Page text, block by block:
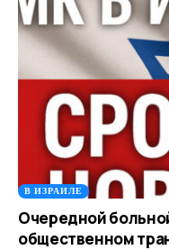
В ИЗРАИЛЕ
Очередной
общественном